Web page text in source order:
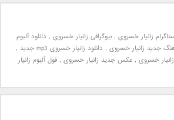
زانیار خسروی , بیوگرافی زانیار خسروی , دانلود آلبوم
جدید زانیار خسروی , دانلود زانیار خسروی mp3 جدید
,
زانیار خسروی , عکس جدید زانیار خسروی , فول آلبوم زانیار